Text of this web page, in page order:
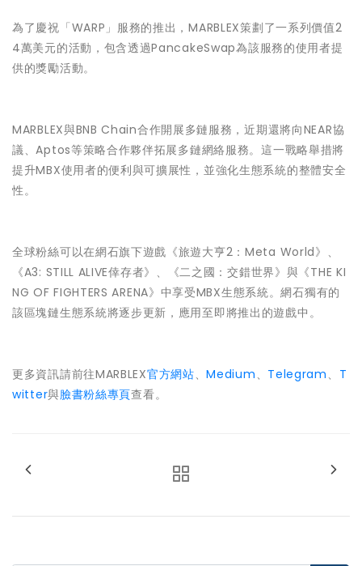
為了慶祝「WARP」服務的推出，MARBLEX策劃了一系列價值2
4萬美元的活動，包含透過PancakeSwap為該服務的使用者提
供的獎勵活動。
MARBLEX與BNB Chain合作開展多鏈服務，近期還將向NEAR協
議、Aptos等策略合作夥伴拓展多鏈網絡服務。這一戰略舉措將
提升MBX使用者的便利與可擴展性，並強化生態系統的整體安全
性。
全球粉絲可以在網石旗下遊戲《旅遊大亨2：Meta World》、
《A3: STILL ALIVE倖存者》、《二之國：交錯世界》與《THE KI
NG OF FIGHTERS ARENA》中享受MBX生態系統。網石獨有的
該區塊鏈生態系統將逐步更新，應用至即將推出的遊戲中。
更多資訊請前往MARBLEX官方網站、Medium 、 Telegram 、 T
witter與臉書粉絲專頁查看。